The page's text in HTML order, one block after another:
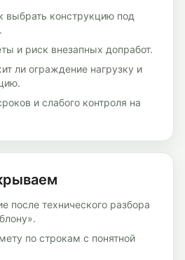
выбрать конструкцию под
и риск внезапных допработ.
ли ограждение нагрузку и
и слабого контроля на
после технического разбора
по строкам с понятной